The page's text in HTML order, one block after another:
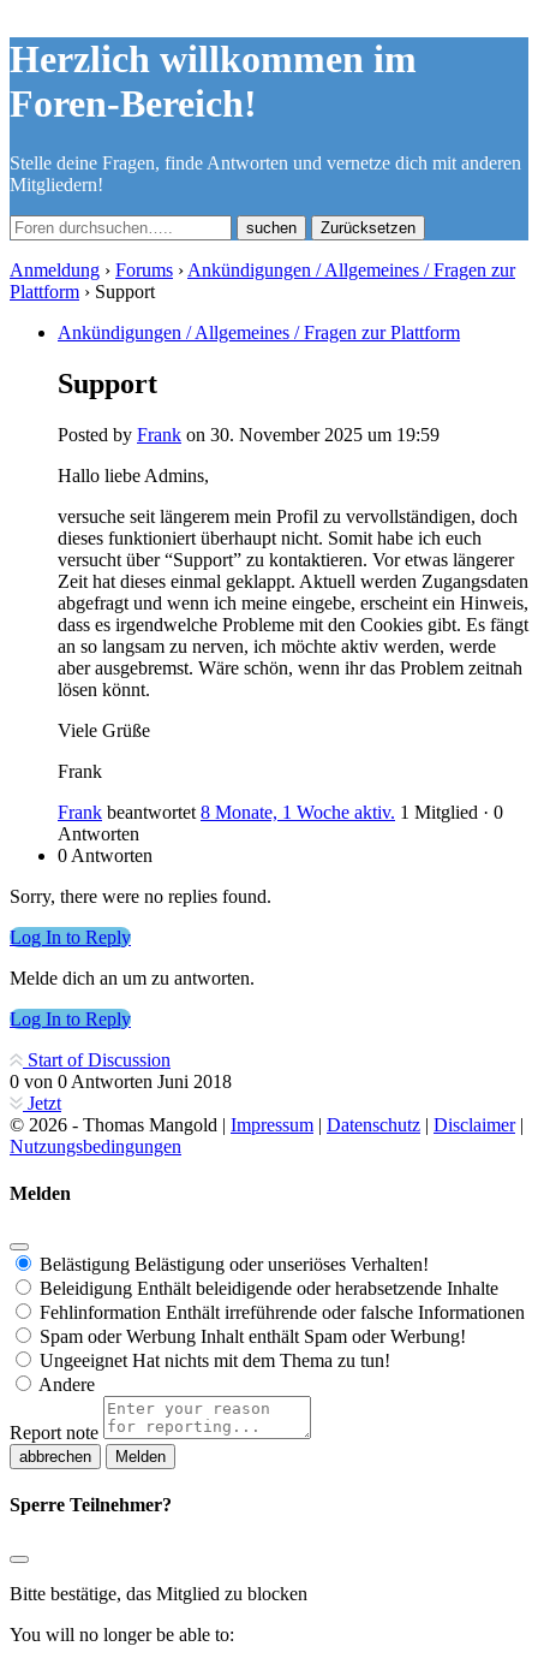
Herzlich willkommen im
Foren-Bereich!
Stelle deine Fragen, finde Antworten und vernetze dich mit anderen
Mitgliedern!
Zurücksetzen
Anmeldung › Forums › Ankündigungen / Allgemeines / Fragen zur
Plattform › Support
Ankündigungen / Allgemeines / Fragen zur Plattform
Support
Posted by Frank on 30. November 2025 um 19:59
Hallo liebe Admins,
versuche seit längerem mein Profil zu vervollständigen, doch
dieses funktioniert überhaupt nicht. Somit habe ich euch
versucht über “Support” zu kontaktieren. Vor etwas längerer
Zeit hat dieses einmal geklappt. Aktuell werden Zugangsdaten
abgefragt und wenn ich meine eingebe, erscheint ein Hinweis,
dass es irgendwelche Probleme mit den Cookies gibt. Es fängt
an so langsam zu nerven, ich möchte aktiv werden, werde
aber ausgebremst. Wäre schön, wenn ihr das Problem zeitnah
lösen könnt.
Viele Grüße
Frank
Frank beantwortet 8 Monate, 1 Woche aktiv. 1 Mitglied · 0
Antworten
0 Antworten
Sorry, there were no replies found.
Log In to Reply
Melde dich an um zu antworten.
Log In to Reply
Start of Discussion
0 von 0 Antworten Juni 2018
Jetzt
© 2026 - Thomas Mangold | Impressum | Datenschutz | Disclaimer|
Nutzungsbedingungen
Melden
Belästigung Belästigung oder unseriöses Verhalten!
Beleidigung Enthält beleidigende oder herabsetzende Inhalte
Fehlinformation Enthält irreführende oder falsche Informationen
Spam oder Werbung Inhalt enthält Spam oder Werbung!
Ungeeignet Hat nichts mit dem Thema zu tun!
Andere
Report note
Melden
Sperre Teilnehmer?
Bitte bestätige, das Mitglied zu blocken
You will no longer be able to: